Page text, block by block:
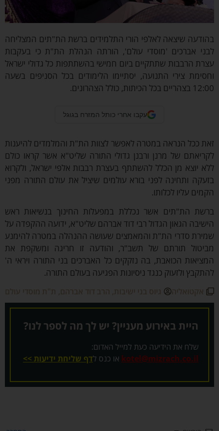
שיצאה לאלפי הורי התלמידים ברשת הת"תים המצליחה
אברכים 'מוסדי עולם', הורתה הנהלת הת"ת כי בעקבות
הרבבות שתתקיים ביום חמישי בהשתתפות כל גדולי ישראל
צירי התנועה, יסתיימו הלימודים בכל הסניפים בשעה
בכל הכיתות, כולל הצהרונים.
עקבו אחרי כותל המזרח בגוגל
ככל הנראה במטרה לאפשר לצוות הת"ת והמלמדים להיענות
של מרנן ורבנן גדולי התורה שליט"א אשר קראו כולם
יוצא מן הכלל להשתתף בעצרת רבבות אלפי ישראל, ולקרוא
ותחינה לפני בורא עולמים שיציל את עולם התורה מפני
עליו לכלותו.
הת"תים אשר נכללת במפעלות החינוך בנשיאות ראש
הגאון הגדול רבי דוד אברהם שליט"א, ידועה ההקפדה על
סדרי הת"ת והמאמצים שעושה ההנהלה במטרה להימנע
תורתם של תשב"ר, והודעה זו חריגה ומשקפת את
הכואבת, בה נזקקים כל האברכים בני התורה ויראי ה'
ולזעוק כנגד ניסיונות הפגיעה בעולם התורה.
אקטואליה גיוס בני ישיבות
היית באירוע מעניין? יש לך מה לספר לנו?
שלח את הידיעה כעת למייל האדום:
kotel@mizrach.co.ilאו כנס לדף שליחת ידיעות >>